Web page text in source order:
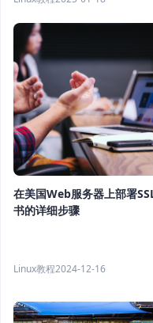
在美国Web服务器上部署
书的详细步骤
Linux教程2024-12-16